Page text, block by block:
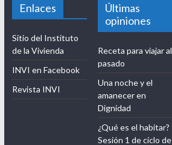
Enlaces
Sitio del Instituto
de la Vivienda
INVI en Facebook
Revista INVI
Últimas
opiniones
Receta para viajar al
pasado
Una noche y el
amanecer en
Dignidad
¿Qué es el habitar?
Sesión 1 de ciclo de